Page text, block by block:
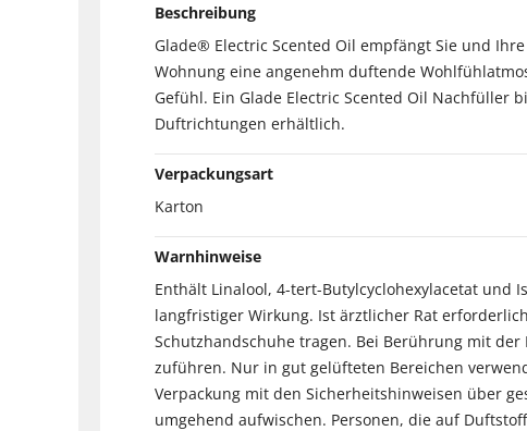
Beschreibung
Glade® Electric Scented Oil empfängt Sie und
Wohnung eine angenehm duftende
Gefühl. Ein Glade Electric Scented Oil Nachfüller
Duftrichtungen erhältlich.
Verpackungsart
Karton
Warnhinweise
Enthält Linalool, 4-tert-Butylcyclohexylacetat und
langfristiger Wirkung. Ist ärztlicher Rat
Schutzhandschuhe tragen. Bei Berührung mit
zuführen. Nur in gut gelüfteten Bereichen
Verpackung mit den Sicherheitshinweisen über
umgehend aufwischen. Personen, die auf